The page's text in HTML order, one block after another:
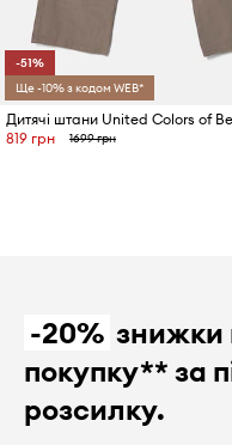
-51%
Ще -10% з кодом WEB*
Дитячі штани United Colors of
819 грн
1699 грн
-20% знижки
покупку** за
розсилку.